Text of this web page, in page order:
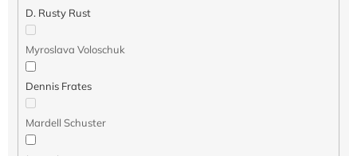
D. Rusty Rust
Myroslava Voloschuk
Dennis Frates
Mardell Schuster